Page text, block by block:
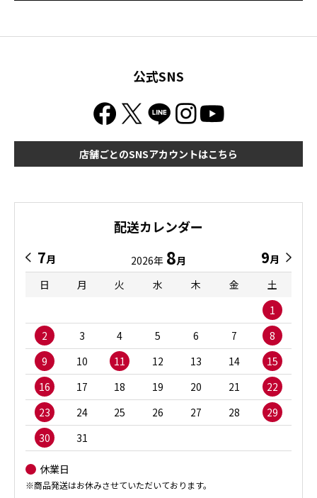
公式SNS
店舗ごとのSNSアカウントはこちら
配送カレンダー
7月 2026年 8月 9月
日
月 火 水 木 金
土
1
2
3 4 5 6 7
8
9
10 11 12 13 14
15
16
17 18 19 20 21
22
23
24 25 26 27 28
29
30
31
休業日
※商品発送はお休みさせていただいております。